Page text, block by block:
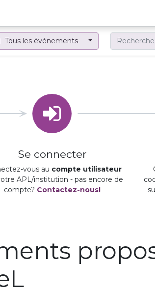
Tous les événements
Se connecter
vous au compte utilisateur
APL/institution - pas encore de
compte? Contactez-nous!